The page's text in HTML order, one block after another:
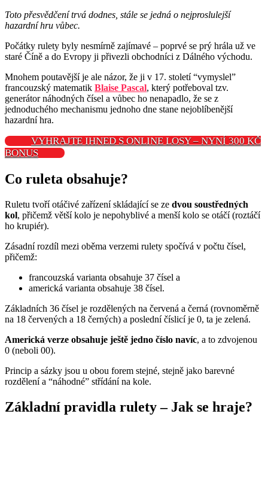
Toto přesvědčení trvá dodnes, stále se jedná o nejproslulejší
hazardní hru vůbec.
Počátky rulety byly nesmírně zajímavé – poprvé se prý hrála už ve
staré Číně a do Evropy ji přivezli obchodníci z Dálného východu.
Mnohem poutavější je ale názor, že ji v 17. století “vymyslel”
francouzský matematik Blaise Pascal, který potřeboval tzv.
generátor náhodných čísel a vůbec ho nenapadlo, že se z
jednoduchého mechanismu jednoho dne stane nejoblíbenější
hazardní hra.
VYHRAJTE IHNED S ONLINE LOSY – NYNÍ 300 KČ
BONUS
Co ruleta obsahuje?
Ruletu tvoří otáčivé zařízení skládající se ze dvou soustředných
kol, přičemž větší kolo je nepohyblivé a menší kolo se otáčí (roztáčí
ho krupiér).
Zásadní rozdíl mezi oběma verzemi rulety spočívá v počtu čísel,
přičemž:
francouzská varianta obsahuje 37 čísel a
americká varianta obsahuje 38 čísel.
Základních 36 čísel je rozdělených na červená a černá (rovnoměrně
na 18 červených a 18 černých) a poslední číslicí je 0, ta je zelená.
Americká verze obsahuje ještě jedno číslo navíc, a to zdvojenou
0 (neboli 00).
Princip a sázky jsou u obou forem stejné, stejně jako barevné
rozdělení a “náhodné” střídání na kole.
Základní pravidla rulety – Jak se hraje?